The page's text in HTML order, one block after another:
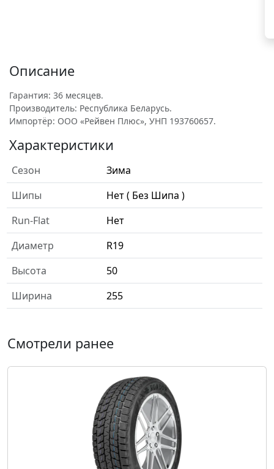
Описание
Гарантия: 36 месяцев.
Производитель: Республика Беларусь.
Импортёр: ООО «Рейвен Плюс», УНП 193760657.
Характеристики
Сезон
Зима
Шипы
Нет ( Без Шипа )
Run-Flat
Нет
Диаметр
R19
Высота
50
Ширина
255
Смотрели ранее